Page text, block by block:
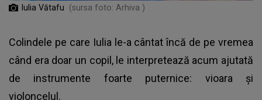
Iulia Vătafu (sursa foto: Arhiva )
Colindele pe care Iulia le-a cântat încă de pe vremea
când era doar un copil, le interpretează acum ajutată
de instrumente foarte puternice: vioara și
violoncelul.